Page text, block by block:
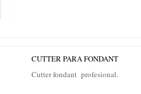
CUTTER PARA FONDANT
Cutter fondant profesional.